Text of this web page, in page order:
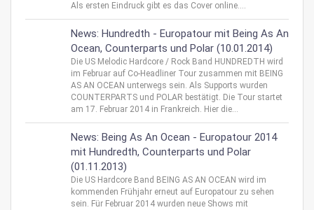
Als ersten Eindruck gibt es das Cover online....
News: Hundredth - Europatour mit Being As An
Ocean, Counterparts und Polar (10.01.2014)
Die US Melodic Hardcore / Rock Band HUNDREDTH wird
im Februar auf Co-Headliner Tour zusammen mit BEING
AS AN OCEAN unterwegs sein. Als Supports wurden
COUNTERPARTS und POLAR bestätigt. Die Tour startet
am 17. Februar 2014 in Frankreich. Hier die...
News: Being As An Ocean - Europatour 2014
mit Hundredth, Counterparts und Polar
(01.11.2013)
Die US Hardcore Band BEING AS AN OCEAN wird im
kommenden Frühjahr erneut auf Europatour zu sehen
sein. Für Februar 2014 wurden neue Shows mit